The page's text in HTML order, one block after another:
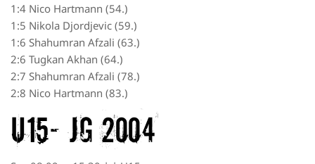
1:4 Nico Hartmann (54.)
1:5 Nikola Djordjevic (59.)
1:6 Shahumran Afzali (63.)
2:6 Tugkan Akhan (64.)
2:7 Shahumran Afzali (78.)
2:8 Nico Hartmann (83.)
U15– JG 2004